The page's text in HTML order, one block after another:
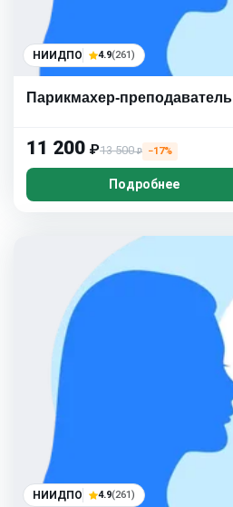
НИИДПО 4.9(261)
Парикмахер-преподаватель
11 200 ₽13 500₽ −17%
Подробнее
НИИДПО 4.9(261)